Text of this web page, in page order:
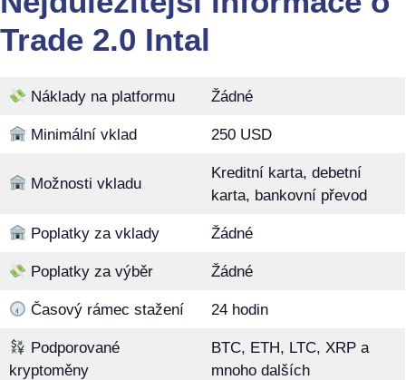
Trade 2.0 Intal
Náklady na platformu Žádné
Minimální vklad 250 USD
Možnosti vkladu
Kreditní karta, debetní
karta, bankovní převod
Poplatky za vklady Žádné
Poplatky za výběr Žádné
Časový rámec stažení 24 hodin
Podporované
kryptoměny
BTC, ETH, LTC, XRP a
mnoho dalších